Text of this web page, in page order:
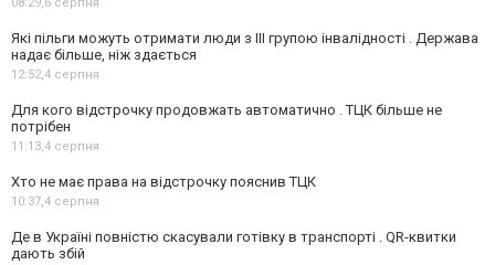
Які пільги можуть отримати люди з III групою інвалідності . Держава
надає більше, ніж здається
12:52,4 серпня
Для кого відстрочку продовжать автоматично . ТЦК більше не
потрібен
11:13,4 серпня
Хто не має права на відстрочку пояснив ТЦК
10:37,4 серпня
Де в Україні повністю скасували готівку в транспорті . QR-квитки
дають збій